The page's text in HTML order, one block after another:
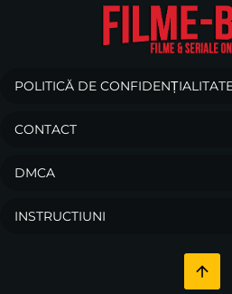
POLITICĂ DE
CONTACT
DMCA
INSTRUCTIUNI